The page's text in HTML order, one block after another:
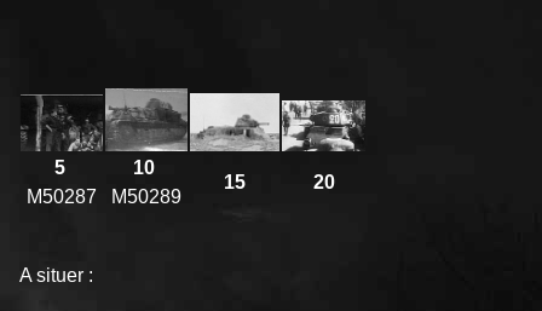
5
M50287
10
M50289
15 20
A situer :